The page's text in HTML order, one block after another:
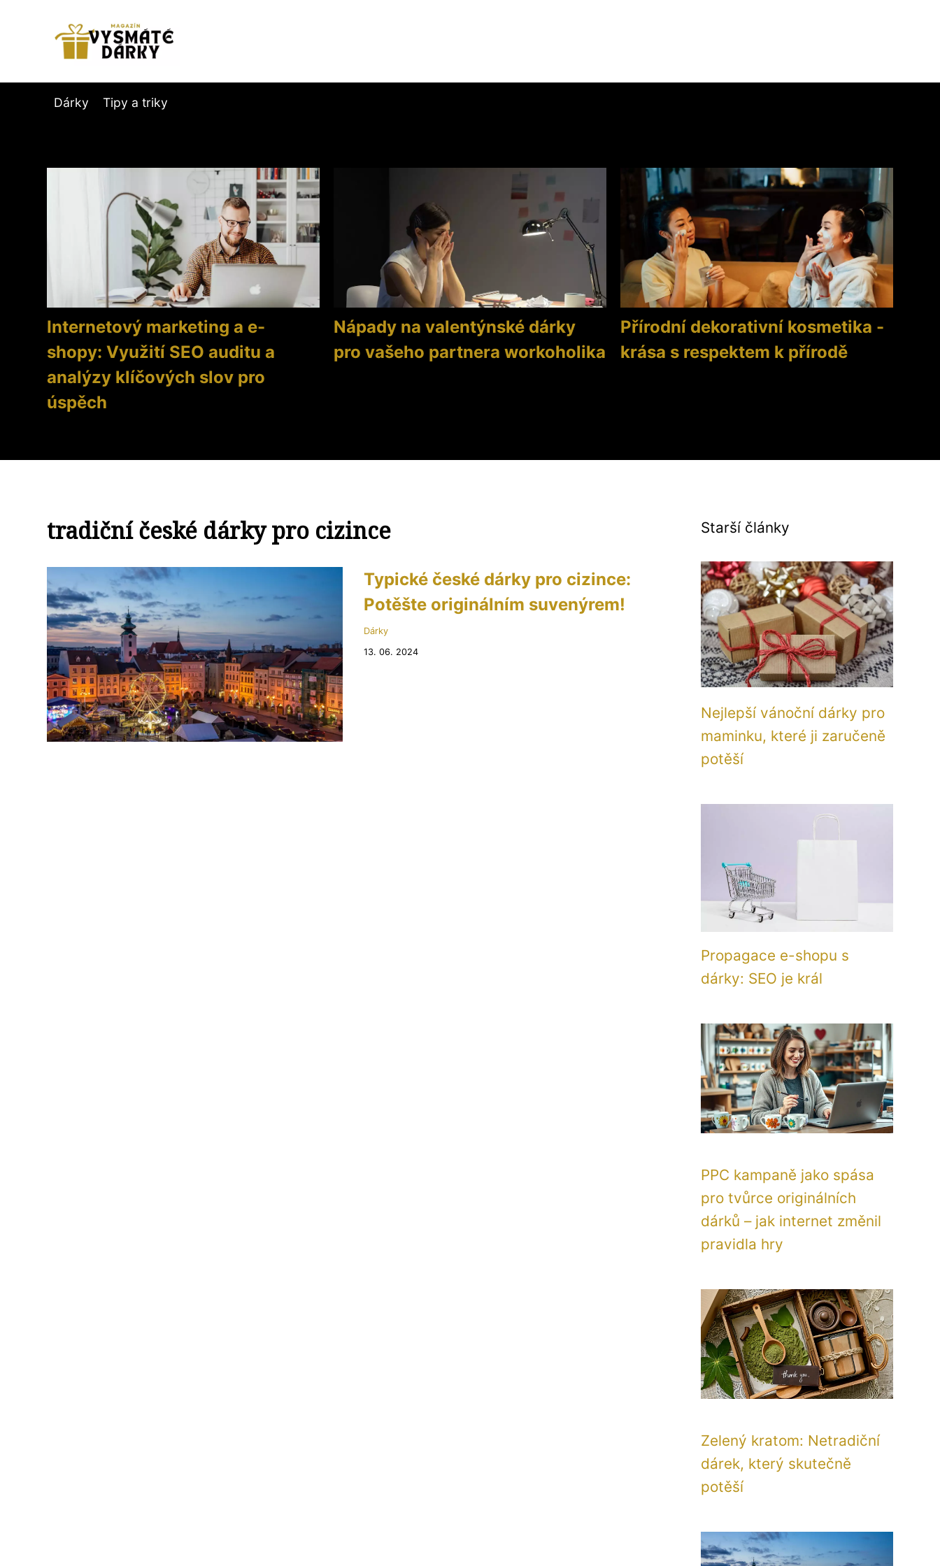
Dárky Tipy a triky
Internetový marketing a e-
shopy: Využití SEO auditu a
analýzy klíčových slov pro
úspěch
Nápady na valentýnské dárky
pro vašeho partnera workoholika
Přírodní dekorativní kosmetika -
krása s respektem k přírodě
tradiční české dárky pro cizince
Typické české dárky pro cizince:
Potěšte originálním suvenýrem!
Dárky
13. 06. 2024
Starší články
Nejlepší vánoční dárky pro
maminku, které ji zaručeně
potěší
Propagace e-shopu s
dárky: SEO je král
PPC kampaně jako spása
pro tvůrce originálních
dárků – jak internet změnil
pravidla hry
Zelený kratom: Netradiční
dárek, který skutečně
potěší